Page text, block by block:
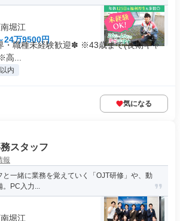
堀江
24万9500円
・職種未経験歓迎✽ ※43歳まで(長期キャ
高...
内
気になる
スタッフ
報
と一緒に業務を覚えていく「OJT研修」や、動
。PC入力...
堀江